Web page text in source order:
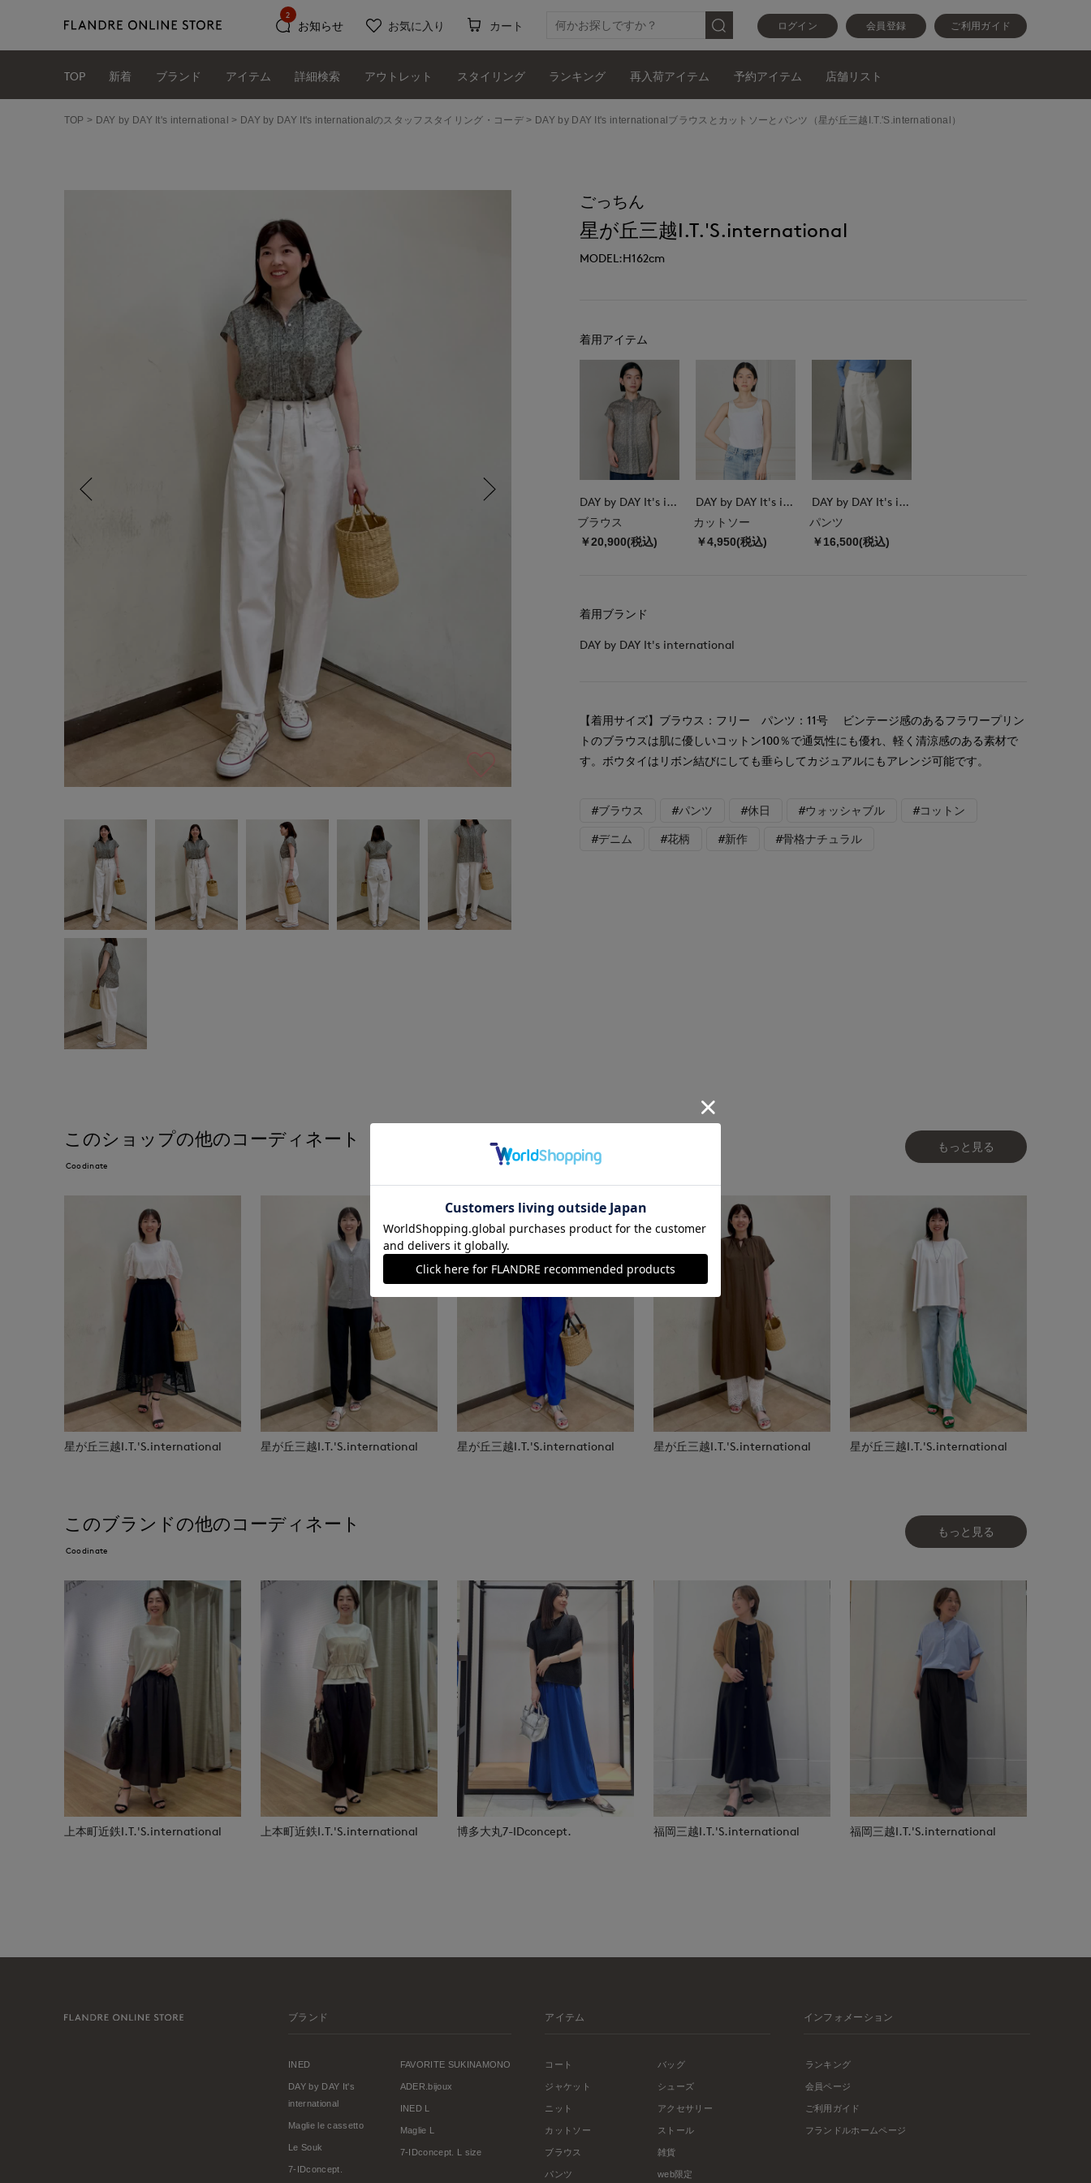
ログイン 会員登録 ご利用ガイド
お知らせ
2
お気に入り カート
TOP 新着 ブランド アイテム 詳細検索 アウトレット スタイリング ランキング 再入荷アイテム 予約アイテム 店舗リスト
TOP DAY by DAY It's international DAY by DAY It's internationalのスタッフスタイリング・コーデ DAY by DAY It's internationalブラウスとカットソーとパンツ（星が丘三越I.T.'S.international）
ごっちん
星が丘三越I.T.'S.international
MODEL:H162cm
着用アイテム
DAY by DAY It's international
ブラウス
￥20,900(税込)
DAY by DAY It's international
カットソー
￥4,950(税込)
DAY by DAY It's international
パンツ
￥16,500(税込)
着用ブランド
DAY by DAY It's international
【着用サイズ】ブラウス：フリー パンツ：11号 ビンテージ感のあるフラワープリン
トのブラウスは肌に優しいコットン100％で通気性にも優れ、軽く清涼感のある素材で
す。ボウタイはリボン結びにしても垂らしてカジュアルにもアレンジ可能です。
#ブラウス #パンツ #休日 #ウォッシャブル #コットン
#デニム #花柄 #新作 #骨格ナチュラル
このショップの他のコーディネート
Coodinate
もっと見る
星が丘三越I.T.'S.international 星が丘三越I.T.'S.international 星が丘三越I.T.'S.international 星が丘三越I.T.'S.international 星が丘三越I.T.'S.international
このブランドの他のコーディネート
Coodinate
もっと見る
上本町近鉄I.T.'S.international 上本町近鉄I.T.'S.international 博多大丸7-IDconcept. 福岡三越I.T.'S.international 福岡三越I.T.'S.international
ブランド
INED
DAY by DAY It's
international
Maglie le cassetto
Le Souk
7-IDconcept.
FAVORITE SUKINAMONO
ADER.bijoux
INED L
Maglie L
7-IDconcept. L size
アイテム
コート
ジャケット
ニット
カットソー
ブラウス
パンツ
バッグ
シューズ
アクセサリー
ストール
雑貨
web限定
インフォメーション
ランキング
会員ページ
ご利用ガイド
フランドルホームページ